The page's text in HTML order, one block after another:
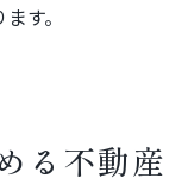
す。
る不動産